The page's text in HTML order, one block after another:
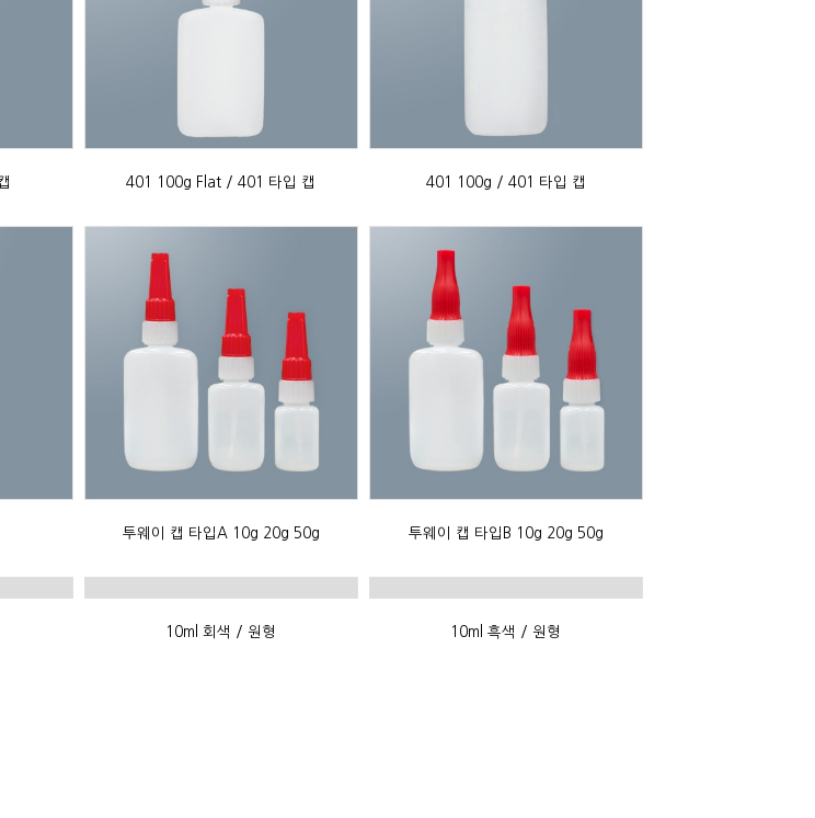
401 100g Flat / 401 타입 캡 401 100g / 401 타입 캡
투웨이 캡 타입A 10g 20g 50g 투웨이 캡 타입B 10g 20g 50g
10ml 회색 / 원형 10ml 흑색 / 원형